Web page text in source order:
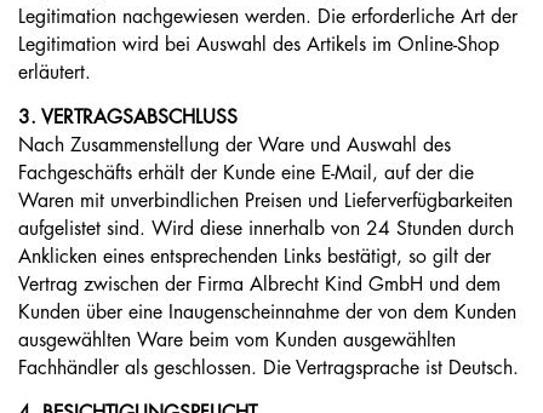
Legitimation nachgewiesen werden. Die erforderliche Art der
Legitimation wird bei Auswahl des Artikels im Online-Shop
erläutert.
3. VERTRAGSABSCHLUSS
Nach Zusammenstellung der Ware und Auswahl des
Fachgeschäfts erhält der Kunde eine E-Mail, auf der die
Waren mit unverbindlichen Preisen und Lieferverfügbarkeiten
aufgelistet sind. Wird diese innerhalb von 24 Stunden durch
Anklicken eines entsprechenden Links bestätigt, so gilt der
Vertrag zwischen der Firma Albrecht Kind GmbH und dem
Kunden über eine Inaugenscheinnahme der von dem Kunden
ausgewählten Ware beim vom Kunden ausgewählten
Fachhändler als geschlossen. Die Vertragsprache ist Deutsch.